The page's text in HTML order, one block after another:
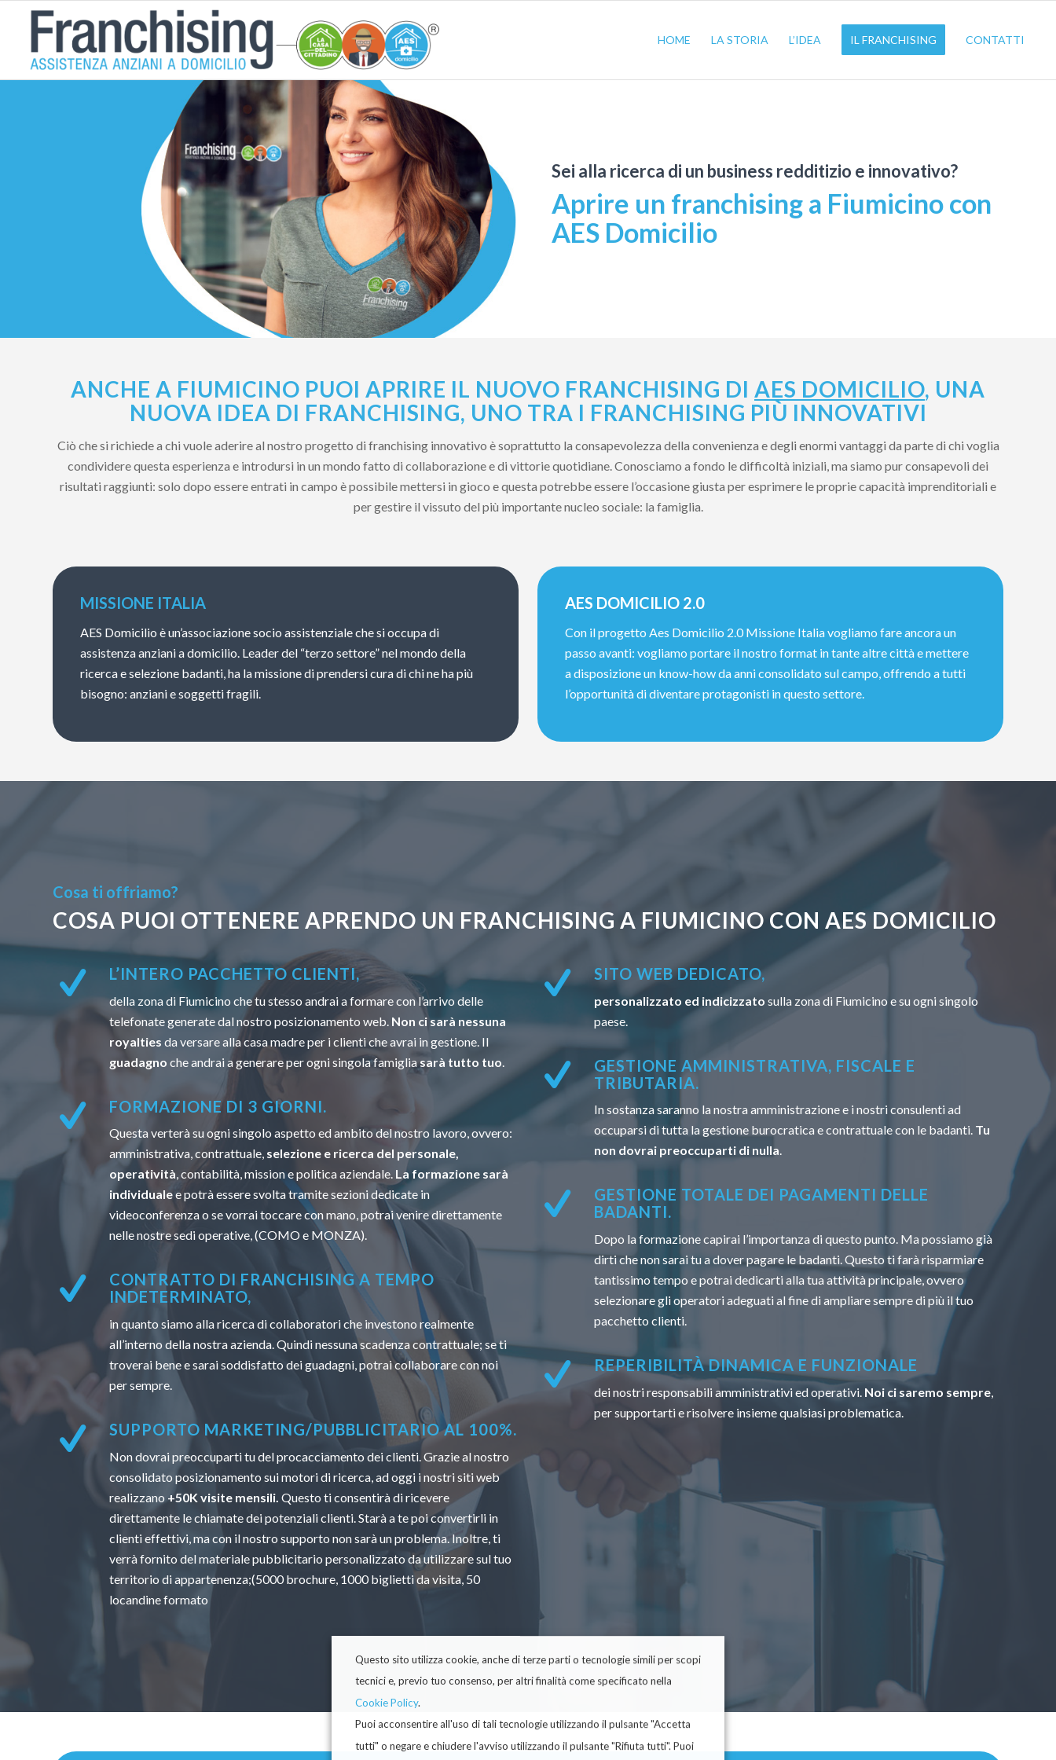
HOME LA STORIA L’IDEA IL FRANCHISING CONTATTI
Sei alla ricerca di un business redditizio e innovativo?
Aprire un franchising a Fiumicino con
AES Domicilio
ANCHE A FIUMICINO PUOI APRIRE IL NUOVO FRANCHISING DI AES DOMICILIO, UNA
NUOVA IDEA DI FRANCHISING, UNO TRA I FRANCHISING PIÙ INNOVATIVI
Ciò che si richiede a chi vuole aderire al nostro progetto di franchising innovativo è soprattutto la consapevolezza della convenienza e degli enormi vantaggi da parte di chi voglia
condividere questa esperienza e introdursi in un mondo fatto di collaborazione e di vittorie quotidiane. Conosciamo a fondo le difficoltà iniziali, ma siamo pur consapevoli dei
risultati raggiunti: solo dopo essere entrati in campo è possibile mettersi in gioco e questa potrebbe essere l’occasione giusta per esprimere le proprie capacità imprenditoriali e
per gestire il vissuto del più importante nucleo sociale: la famiglia.
MISSIONE ITALIA
AES Domicilio è un’associazione socio assistenziale che si occupa di
assistenza anziani a domicilio. Leader del “terzo settore” nel mondo della
ricerca e selezione badanti, ha la missione di prendersi cura di chi ne ha più
bisogno: anziani e soggetti fragili.
AES DOMICILIO 2.0
Con il progetto Aes Domicilio 2.0 Missione Italia vogliamo fare ancora un
passo avanti: vogliamo portare il nostro format in tante altre città e mettere
a disposizione un know-how da anni consolidato sul campo, offrendo a tutti
l’opportunità di diventare protagonisti in questo settore.
Cosa ti offriamo?
COSA PUOI OTTENERE APRENDO UN FRANCHISING A FIUMICINO CON AES DOMICILIO
L’INTERO PACCHETTO CLIENTI,
della zona di Fiumicino che tu stesso andrai a formare con l’arrivo delle
telefonate generate dal nostro posizionamento web. Non ci sarà nessuna
royalties da versare alla casa madre per i clienti che avrai in gestione. Il
guadagno che andrai a generare per ogni singola famigliasarà tutto tuo
FORMAZIONE DI 3 GIORNI.
Questa verterà su ogni singolo aspetto ed ambito del nostro lavoro, ovvero:
amministrativa, contrattuale, selezione e ricerca del personale,
operatività, contabilità, mission e politica aziendale. La formazione sarà
individualee potrà essere svolta tramite sezioni dedicate in
videoconferenza o se vorrai toccare con mano, potrai venire direttamente
nelle nostre sedi operative, (COMO e MONZA).
CONTRATTO DI FRANCHISING A TEMPO
INDETERMINATO,
in quanto siamo alla ricerca di collaboratori che investono realmente
all’interno della nostra azienda. Quindi nessuna scadenza contrattuale; se ti
troverai bene e sarai soddisfatto dei guadagni, potrai collaborare con noi
per sempre.
SUPPORTO MARKETING/PUBBLICITARIO AL 100%.
Non dovrai preoccuparti tu del procacciamento dei clienti. Grazie al nostro
consolidato posizionamento sui motori di ricerca, ad oggi i nostri siti web
realizzano +50K visite mensili. Questo ti consentirà di ricevere
direttamente le chiamate dei potenziali clienti. Starà a te poi convertirli in
clienti effettivi, ma con il nostro supporto non sarà un problema. Inoltre, ti
verrà fornito del materiale pubblicitario personalizzato da utilizzare sul tuo
territorio di appartenenza;(5000 brochure, 1000 biglietti da visita, 50
locandine formato
SITO WEB DEDICATO,
personalizzato ed indicizzato sulla zona di Fiumicino e su ogni singolo
paese.
GESTIONE AMMINISTRATIVA, FISCALE E
TRIBUTARIA.
In sostanza saranno la nostra amministrazione e i nostri consulenti ad
occuparsi di tutta la gestione burocratica e contrattuale con le badanti. Tu
non dovrai preoccuparti di nulla.
GESTIONE TOTALE DEI PAGAMENTI DELLE
BADANTI.
Dopo la formazione capirai l’importanza di questo punto. Ma possiamo già
dirti che non sarai tu a dover pagare le badanti. Questo ti farà risparmiare
tantissimo tempo e potrai dedicarti alla tua attività principale, ovvero
selezionare gli operatori adeguati al fine di ampliare sempre di più il tuo
pacchetto clienti.
REPERIBILITÀ DINAMICA E FUNZIONALE
dei nostri responsabili amministrativi ed operativi. Noi ci saremo sempre
per supportarti e risolvere insieme qualsiasi problematica.
Questo sito utilizza cookie, anche di terze parti o tecnologie simili per scopi
tecnici e, previo tuo consenso, per altri finalità come specificato nella
Cookie Policy.
Puoi acconsentire all'uso di tali tecnologie utilizzando il pulsante "Accetta
tutti" o negare e chiudere l'avviso utilizzando il pulsante "Rifiuta tutti". Puoi